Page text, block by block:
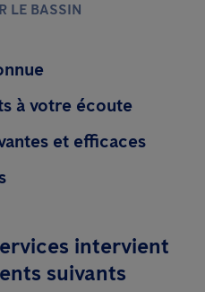
LE BASSIN
à votre écoute
et efficaces
intervient
suivants